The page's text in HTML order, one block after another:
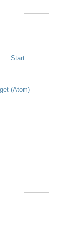
Start
(Atom)